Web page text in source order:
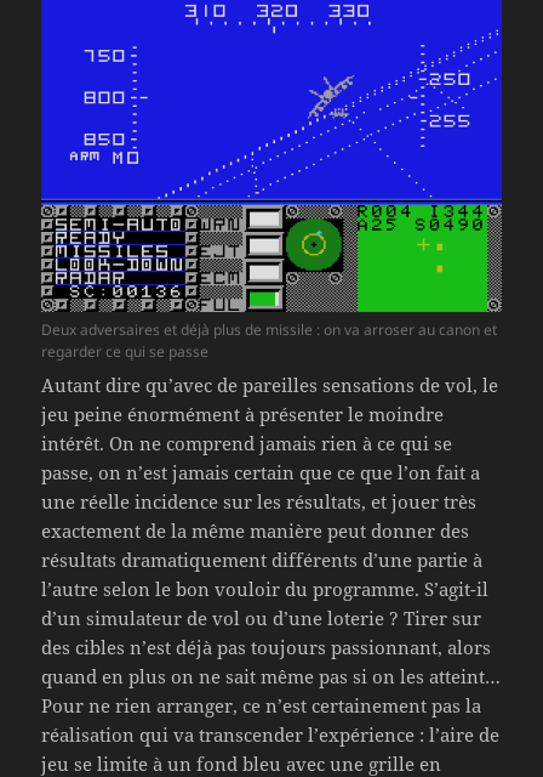
Deux adversaires et déjà plus de missile : on va arroser au canon et
regarder ce qui se passe
Autant dire qu’avec de pareilles sensations de vol, le
jeu peine énormément à présenter le moindre
intérêt. On ne comprend jamais rien à ce qui se
passe, on n’est jamais certain que ce que l’on fait a
une réelle incidence sur les résultats, et jouer très
exactement de la même manière peut donner des
résultats dramatiquement différents d’une partie à
l’autre selon le bon vouloir du programme. S’agit-il
d’un simulateur de vol ou d’une loterie ? Tirer sur
des cibles n’est déjà pas toujours passionnant, alors
quand en plus on ne sait même pas si on les atteint…
Pour ne rien arranger, ce n’est certainement pas la
réalisation qui va transcender l’expérience : l’aire de
jeu se limite à un fond bleu avec une grille en